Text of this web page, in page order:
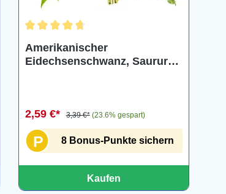
Amerikanischer
Eidechsenschwanz, Saururus
2,59 €* 3,39 €* (23.6% gespart)
P 8 Bonus-Punkte sichern
Kaufen